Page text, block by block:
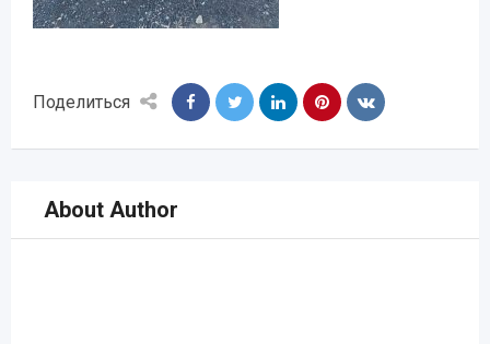
Поделиться
About Author